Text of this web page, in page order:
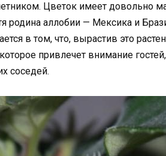
Цветок имеет довольно
родина аллобии — Мексика и
в том, что, вырастив это
привлечет внимание
соседей.